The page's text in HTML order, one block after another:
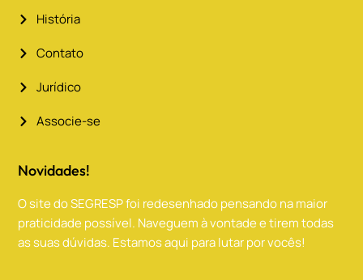
História
Contato
Jurídico
Associe-se
Novidades!
O site do SEGRESP foi redesenhado pensando na maior
praticidade possível. Naveguem à vontade e tirem todas
as suas dúvidas. Estamos aqui para lutar por vocês!